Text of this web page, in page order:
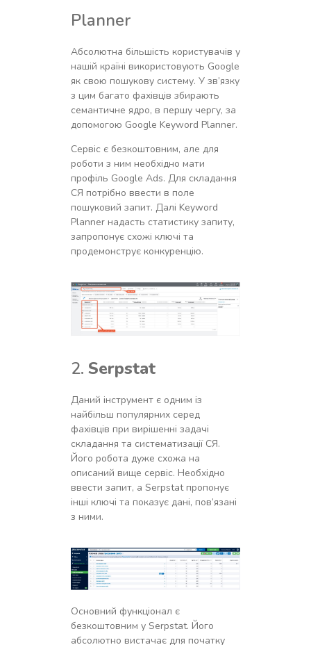
Planner
Абсолютна більшість користувачів у
нашій країні використовують Google
як свою пошукову систему. У зв’язку
з цим багато фахівців збирають
семантичне ядро, в першу чергу, за
допомогою Google Keyword Planner.
Сервіс є безкоштовним, але для
роботи з ним необхідно мати
профіль Google Ads. Для складання
СЯ потрібно ввести в поле
пошуковий запит. Далі Keyword
Planner надасть статистику запиту,
запропонує схожі ключі та
продемонструє конкуренцію.
2. Serpstat
Даний інструмент є одним із
найбільш популярних серед
фахівців при вирішенні задачі
складання та систематизації СЯ.
Його робота дуже схожа на
описаний вище сервіс. Необхідно
ввести запит, а Serpstat пропонує
інші ключі та показує дані, пов’язані
з ними.
Основний функціонал є
безкоштовним у Serpstat. Його
абсолютно вистачає для початку